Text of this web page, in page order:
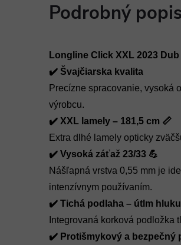
Podrobný popis
Longline Click XXL 2023
✔️ Švajčiarska kvalita
Precízne spracovanie, vysoká
výrobcu.
✔️ XXL lamely – 181,5 cm 📏
Extra dlhé lamely opticky
✔️ Vysoká záťaž 23/33 💪
Nášľapná vrstva 0,55 mm je
intenzívnym používaním.
✔️ Tichá podlaha – útlm
Integrovaná korková podložka
✔️ Protišmykový a bezpečný